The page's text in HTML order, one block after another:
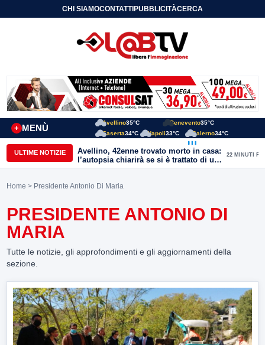
CHI SIAMOCONTATTIPUBBLICITÀCERCA
MENÙ
+
Avellino35°C Benevento35°C
Caserta34°C Napoli33°C Salerno34°C
ULTIME NOTIZIE
Avellino, 42enne trovato morto in casa:
l’autopsia chiarirà se si è trattato di un
malore o di un’aggressione
22 MINUTI FA
Home > Presidente Antonio Di Maria
PRESIDENTE ANTONIO DI
MARIA
Tutte le notizie, gli approfondimenti e gli aggiornamenti della
sezione.